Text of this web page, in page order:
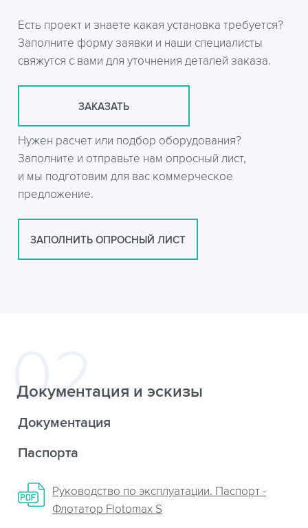
Есть проект и знаете какая установка требуется?
Заполните форму заявки и наши специалисты
свяжутся с вами для уточнения деталей заказа.
ЗАКАЗАТЬ
Нужен расчет или подбор оборудования?
Заполните и отправьте нам опросный лист,
и мы подготовим для вас коммерческое
предложение.
ЗАПОЛНИТЬ ОПРОСНЫЙ ЛИСТ
Документация и эскизы
Документация
Паспорта
Руководство по эксплуатации. Паспорт -
Флотатор Flotomax S